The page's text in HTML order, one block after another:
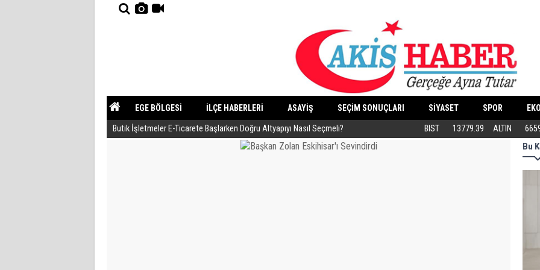
EGE BÖLGESİ İLÇE HABERLERİ ASAYİŞ SEÇİM SONUÇLARI SİYASET SPOR
YAZARLAR GÜNDEM
Butik İşletmeler E-Ticarete Başlarken Doğru Altyapıyı Nasıl Seçmeli? Eski Dolgular Ultrasonla Tespit Edilip
BIST 13779.39 ALTIN
Bu